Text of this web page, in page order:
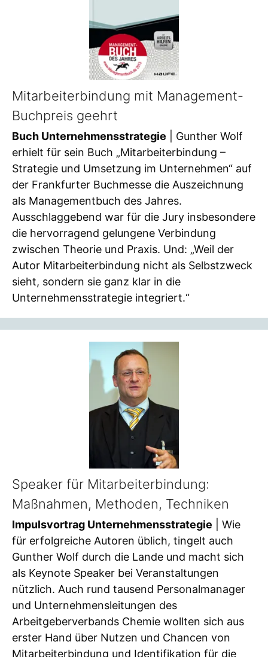
Mitarbeiterbindung mit Management-
Buchpreis geehrt
Buch Unternehmensstrategie | Gunther Wolf
erhielt für sein Buch „Mitarbeiterbindung –
Strategie und Umsetzung im Unternehmen“ auf
der Frankfurter Buchmesse die Auszeichnung
als Managementbuch des Jahres.
Ausschlaggebend war für die Jury insbesondere
die hervorragend gelungene Verbindung
zwischen Theorie und Praxis. Und: „Weil der
Autor Mitarbeiterbindung nicht als Selbstzweck
sieht, sondern sie ganz klar in die
Unternehmensstrategie integriert.“
Speaker für Mitarbeiterbindung:
Maßnahmen, Methoden, Techniken
Impulsvortrag Unternehmensstrategie | Wie
für erfolgreiche Autoren üblich, tingelt auch
Gunther Wolf durch die Lande und macht sich
als Keynote Speaker bei Veranstaltungen
nützlich. Auch rund tausend Personalmanager
und Unternehmensleitungen des
Arbeitgeberverbands Chemie wollten sich aus
erster Hand über Nutzen und Chancen von
Mitarbeiterbindung und Identifikation für die